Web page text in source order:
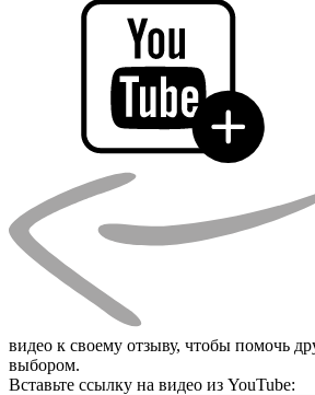
видео к своему отзыву, чтобы помочь
выбором.
Вставьте ссылку на видео из YouTube: